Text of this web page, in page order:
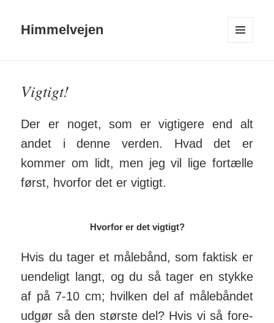
Himmelvejen
Vigtigt!
Der er noget, som er vigtigere end alt
andet i denne verden. Hvad det er
kommer om lidt, men jeg vil lige fortælle
først, hvorfor det er vigtigt.
Hvorfor er det vigtigt?
Hvis du tager et måle­bånd, som faktisk er
uendeligt langt, og du så tager en stykke
af på 7-10 cm; hvilken del af måle­båndet
udgør så den største del? Hvis vi så fore­